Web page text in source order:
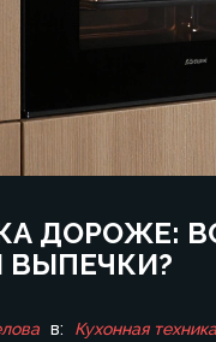
ДОРОЖЕ:
ВЫПЕЧКИ?
в:
Кухонная